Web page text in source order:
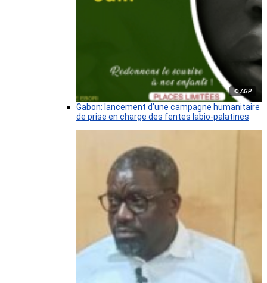
© AGP
Gabon: lancement d’une campagne humanitaire
de prise en charge des fentes labio-palatines